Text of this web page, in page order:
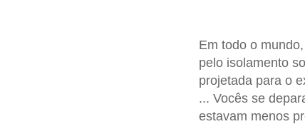
Em todo o
pelo isolamento
projetada para o
... Vocês se
estavam menos